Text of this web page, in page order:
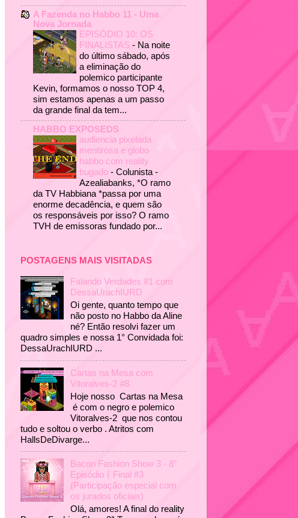
A Fazenda no Habbo 11 - Uma
Nova Jornada
EPISÓDIO 10: OS
FINALISTAS - Na noite
do último sábado, após
a eliminação do
polemico participante
Kevin, formamos o nosso TOP 4,
sim estamos apenas a um passo
da grande final da tem...
HABBO EXPOSEDS
audiencia pixelada
mentirosa e globo
habbo com reality
bugado - Colunista -
Azealiabanks, *O ramo
da TV Habbiana *passa por uma
enorme decadência, e quem são
os responsáveis por isso? O ramo
TVH de emissoras fundado por...
POSTAGENS MAIS VISITADAS
Falando Verdades #1 com
DessaUrachIURD
Oi gente, quanto tempo que
não posto no Habbo da Aline
né? Então resolvi fazer um
quadro simples e nossa 1° Convidada foi:
DessaUrachIURD ...
Cartas na Mesa com
Vitoralves-2 #8
Hoje nosso Cartas na Mesa
é com o negro e polemico
Vitoralves-2 que nos contou
tudo e soltou o verbo . Atritos com
HallsDeDivarge...
Bacon Fashion Show 3 - 8°
Episódio丨Final #3
(Participação especial com
os jurados oficiais)
Olá, amores! A final do reality